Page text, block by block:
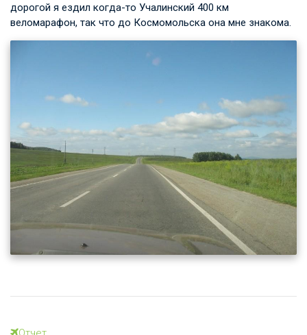
дорогой я ездил когда-то Учалинский 400 км
веломарафон, так что до Космомольска она мне знакома.